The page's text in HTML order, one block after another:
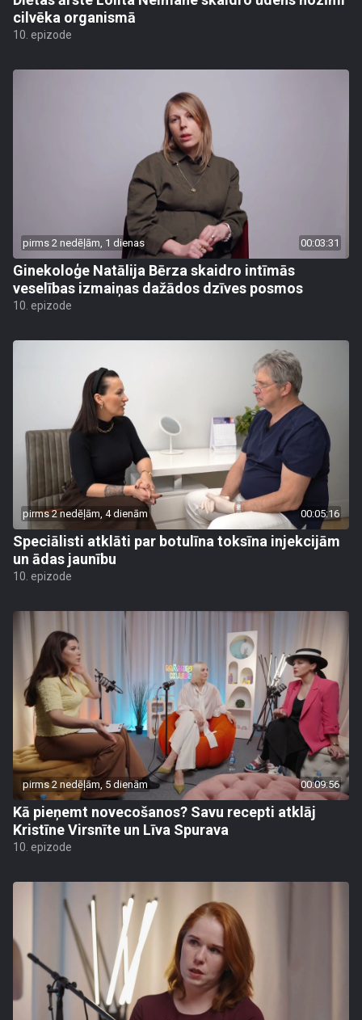
cilvēka organismā
10. epizode
pirms 2 nedēļām, 1 dienas 00:03:31
Ginekoloģe Natālija Bērza skaidro intīmās
veselības izmaiņas dažādos dzīves posmos
10. epizode
pirms 2 nedēļām, 4 dienām 00:05:16
Speciālisti atklāti par botulīna toksīna injekcijām
un ādas jaunību
10. epizode
pirms 2 nedēļām, 5 dienām 00:09:56
Kā pieņemt novecošanos? Savu recepti atklāj
Kristīne Virsnīte un Līva Spurava
10. epizode